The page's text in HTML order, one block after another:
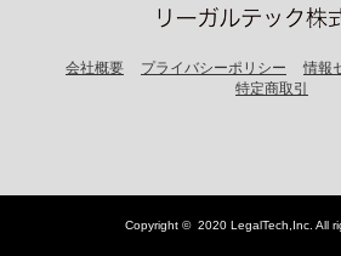
会社概要 プライバシーポリシー
情報
特定商取引
Copyright © 2020 LegalTech,Inc . All